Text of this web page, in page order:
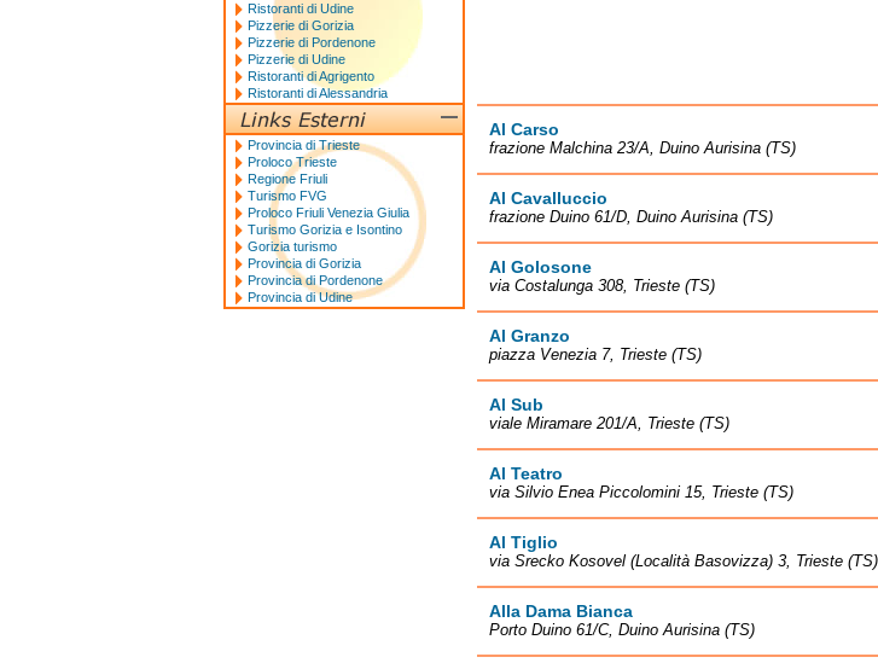
Al Carso
frazione Malchina 23/A, Duino Aurisina (TS)
Al Cavalluccio
frazione Duino 61/D, Duino Aurisina (TS)
Al Golosone
via Costalunga 308, Trieste (TS)
Al Granzo
piazza Venezia 7, Trieste (TS)
Al Sub
viale Miramare 201/A, Trieste (TS)
Al Teatro
via Silvio Enea Piccolomini 15, Trieste (TS)
Al Tiglio
via Srecko Kosovel (Località Basovizza) 3, Trieste (TS)
Alla Dama Bianca
Porto Duino 61/C, Duino Aurisina (TS)
Ristoranti di Udine
Pizzerie di Gorizia
Pizzerie di Pordenone
Pizzerie di Udine
Ristoranti di Agrigento
Ristoranti di Alessandria
Provincia di Trieste
Proloco Trieste
Regione Friuli
Turismo FVG
Proloco Friuli Venezia Giulia
Turismo Gorizia e Isontino
Gorizia turismo
Provincia di Gorizia
Provincia di Pordenone
Provincia di Udine